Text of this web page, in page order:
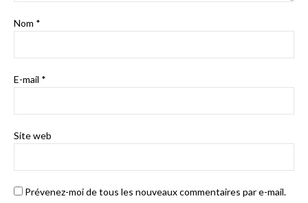
Nom *
E-mail *
Site web
Prévenez-moi de tous les nouveaux commentaires par e-mail.